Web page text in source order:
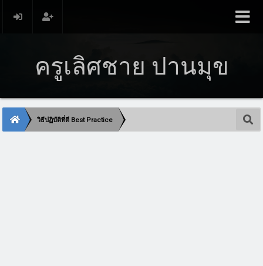
ครูเลิศชาย ปานมุข
วิธีปฏิบัติที่ดี Best Practice